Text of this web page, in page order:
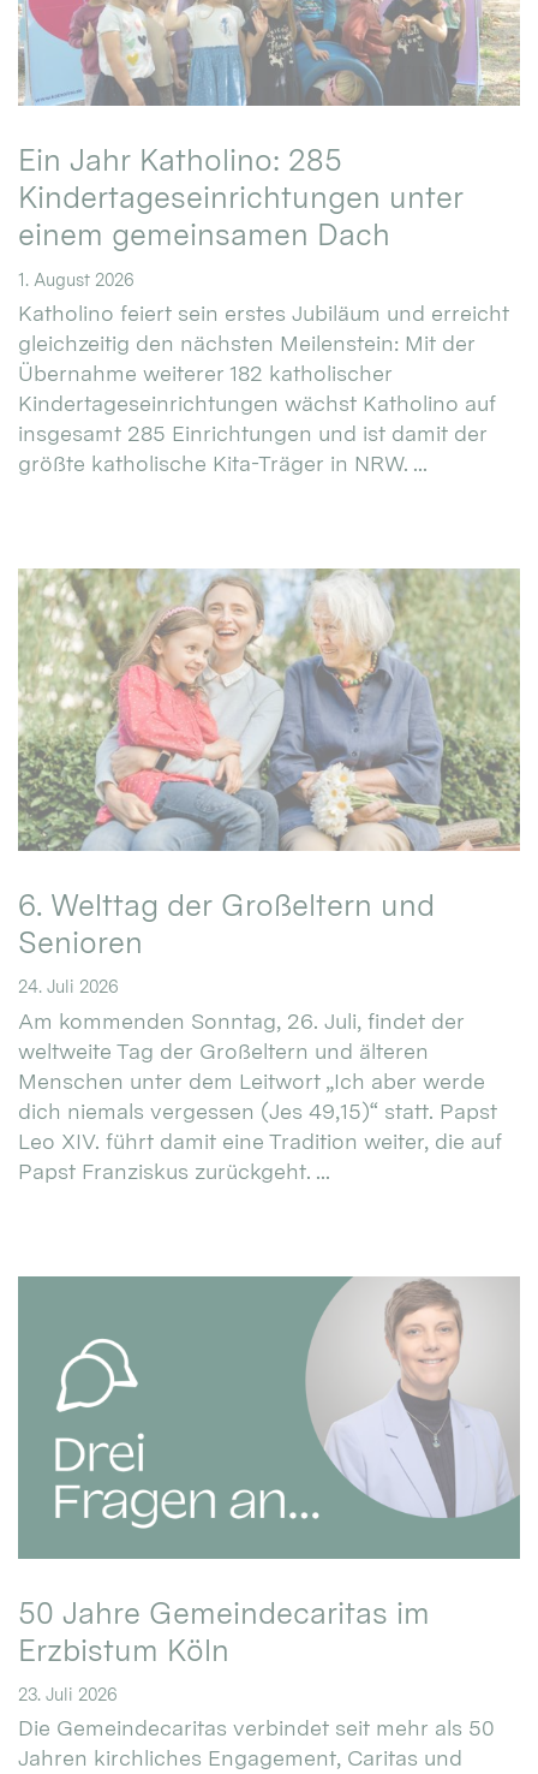
Ein Jahr Katholino: 285
Kindertageseinrichtungen unter
einem gemeinsamen Dach
1. August 2026
Katholino feiert sein erstes Jubiläum und erreicht
gleichzeitig den nächsten Meilenstein: Mit der
Übernahme weiterer 182 katholischer
Kindertageseinrichtungen wächst Katholino auf
insgesamt 285 Einrichtungen und ist damit der
größte katholische Kita-Träger in NRW. ...
6. Welttag der Großeltern und
Senioren
24. Juli 2026
Am kommenden Sonntag, 26. Juli, findet der
weltweite Tag der Großeltern und älteren
Menschen unter dem Leitwort „Ich aber werde
dich niemals vergessen (Jes 49,15)“ statt. Papst
Leo XIV. führt damit eine Tradition weiter, die auf
Papst Franziskus zurückgeht. ...
50 Jahre Gemeindecaritas im
Erzbistum Köln
23. Juli 2026
Die Gemeindecaritas verbindet seit mehr als 50
Jahren kirchliches Engagement, Caritas und